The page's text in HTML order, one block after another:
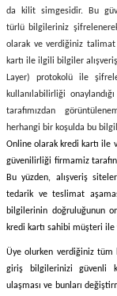
da kilit simgesidir. Bu
türlü bilgileriniz
olarak ve verdiğiniz talimat
kartı ile ilgili bilgiler
Layer) protokolü ile
kullanılabilirliği
tarafımızdan
herhangi bir koşulda bu
Online olarak kredi kartı
güvenilirliği firmamiz
Bu yüzden, alışveriş
tedarik ve teslimat
bilgilerinin doğruluğunun
kredi kartı sahibi müşteri
Üye olurken verdiğiniz
giriş bilgilerinizi güvenli
ulaşması ve bunları